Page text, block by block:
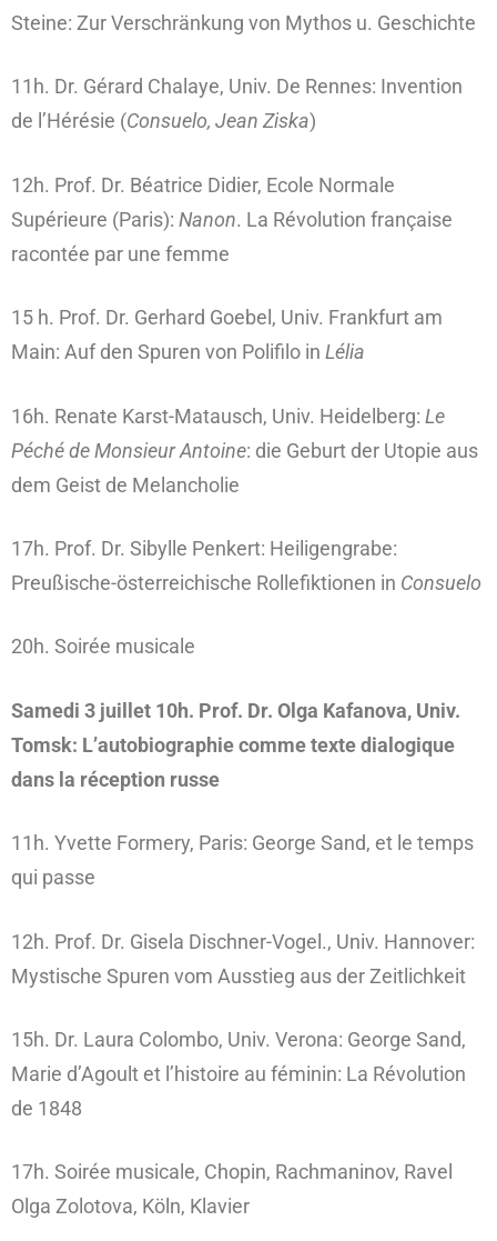
Steine: Zur Verschränkung von Mythos u. Geschichte
11h. Dr. Gérard Chalaye, Univ. De Rennes: Invention
de l’Hérésie (Consuelo, Jean Ziska)
12h. Prof. Dr. Béatrice Didier, Ecole Normale
Supérieure (Paris): Nanon. La Révolution française
racontée par une femme
15 h. Prof. Dr. Gerhard Goebel, Univ. Frankfurt am
Main: Auf den Spuren von Polifilo in Lélia
16h. Renate Karst-Matausch, Univ. Heidelberg: Le
Péché de Monsieur Antoine: die Geburt der Utopie aus
dem Geist de Melancholie
17h. Prof. Dr. Sibylle Penkert: Heiligengrabe:
Preußische-österreichische Rollefiktionen in Consuelo
20h. Soirée musicale
Samedi 3 juillet 10h. Prof. Dr. Olga Kafanova, Univ.
Tomsk: L’autobiographie comme texte dialogique
dans la réception russe
11h. Yvette Formery, Paris: George Sand, et le temps
qui passe
12h. Prof. Dr. Gisela Dischner-Vogel., Univ. Hannover:
Mystische Spuren vom Ausstieg aus der Zeitlichkeit
15h. Dr. Laura Colombo, Univ. Verona: George Sand,
Marie d’Agoult et l’histoire au féminin: La Révolution
de 1848
17h. Soirée musicale, Chopin, Rachmaninov, Ravel
Olga Zolotova, Köln, Klavier